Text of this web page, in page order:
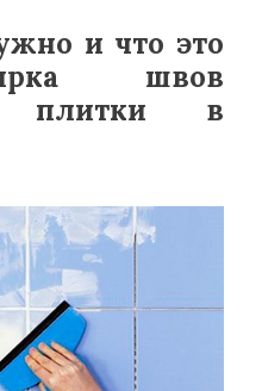
и что это
швов
плитки в